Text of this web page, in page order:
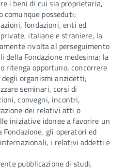
i beni di cui sia proprietaria,
comunque posseduti;
fondazioni, enti ed
italiane e straniere, la
rivolta al perseguimento
della Fondazione medesima; la
ritenga opportuno, concorrere
organismi anzidetti;
seminari, corsi di
convegni, incontri,
dei relativi atti o
iniziative idonee a favorire un
gli operatori ed
i relativi addetti e
pubblicazione di studi,